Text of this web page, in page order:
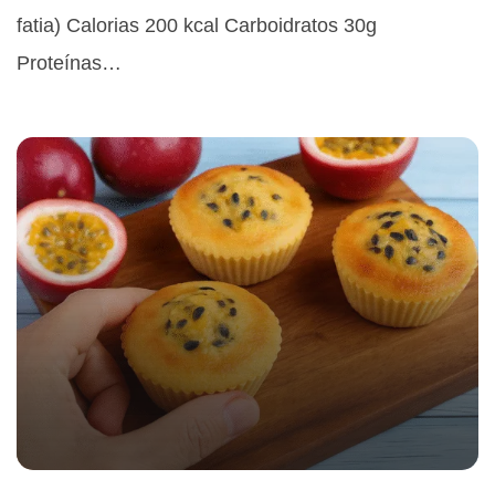
fatia) Calorias 200 kcal Carboidratos 30g
Proteínas…